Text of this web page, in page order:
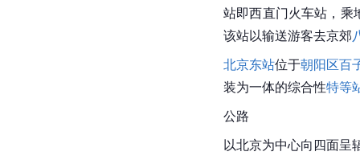
站即西直门火车站 ，
该站以输送游客去京郊
北京东站位于朝阳区百
装为一体的综合性特等
公路
以北京为中心向四面呈